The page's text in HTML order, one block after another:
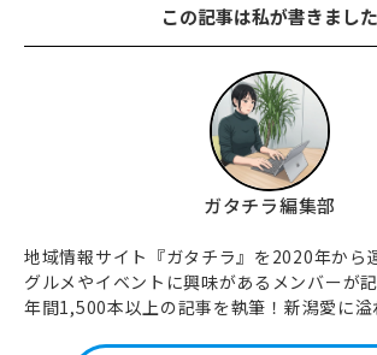
この記事は私が書きました
ガタチラ編集部
地域情報サイト『ガタチラ』を2020年から
グルメやイベントに興味があるメンバーが
年間1,500本以上の記事を執筆！新潟愛に